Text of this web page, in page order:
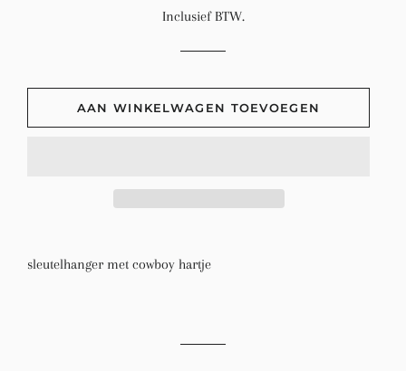
Inclusief BTW.
AAN WINKELWAGEN TOEVOEGEN
sleutelhanger met cowboy hartje